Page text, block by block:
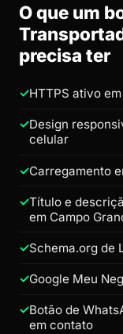
O que um
precisa ter
HTTPS ativo
Design
celular
Carregamento
Título e
em Campo
Schema.org de
Google Meu
Botão de
em contato